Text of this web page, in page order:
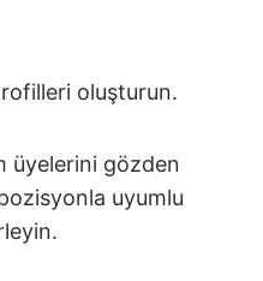
oluşturun.
üyelerini gözden
uyumlu